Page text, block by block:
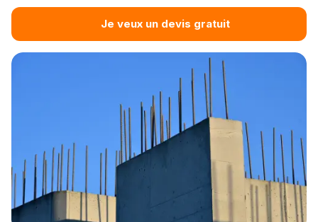
Je veux un devis gratuit